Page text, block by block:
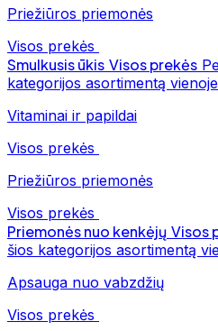
Priežiūros priemonės
Visos prekės
Smulkusis ūkis Visos prekės
kategorijos asortimentą
Vitaminai ir papildai
Visos prekės
Priežiūros priemonės
Visos prekės
Priemonės nuo kenkėjų Visos
šios kategorijos asortimentą
Apsauga nuo vabzdžių
Visos prekės